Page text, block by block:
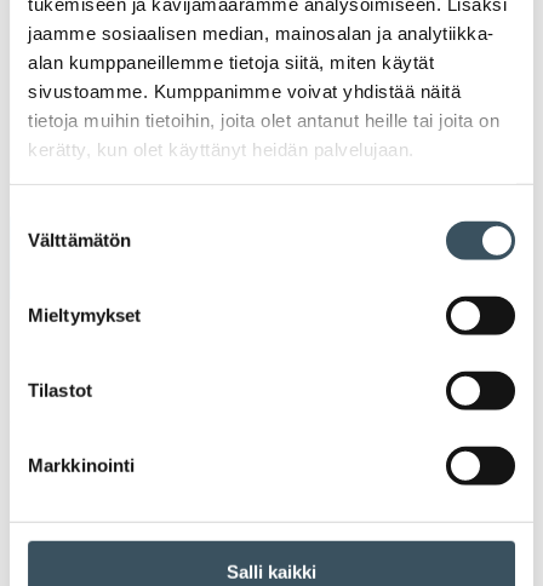
jaamme sosiaalisen median, mainosalan ja analytiikka-
alan kumppaneillemme tietoja siitä, miten käytät
sivustoamme. Kumppanimme voivat yhdistää näitä
tietoja muihin tietoihin, joita olet antanut heille tai joita on
kerätty, kun olet käyttänyt heidän palvelujaan.
valinta
Välttämätön
Mieltymykset
Tilastot
Markkinointi
Salli kaikki
Medialle
Seuraa toimintaamme
Arkistot
2026
2025
2024